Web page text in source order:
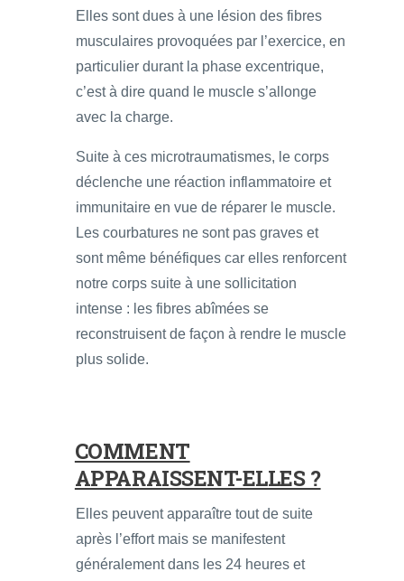
Elles sont dues à une lésion des fibres
musculaires provoquées par l’exercice, en
particulier durant la phase excentrique,
c’est à dire quand le muscle s’allonge
avec la charge.
Suite à ces microtraumatismes, le corps
déclenche une réaction inflammatoire et
immunitaire en vue de réparer le muscle.
Les courbatures ne sont pas graves et
sont même bénéfiques car elles renforcent
notre corps suite à une sollicitation
intense : les fibres abîmées se
reconstruisent de façon à rendre le muscle
plus solide.
COMMENT
APPARAISSENT-ELLES ?
Elles peuvent apparaître tout de suite
après l’effort mais se manifestent
généralement dans les 24 heures et